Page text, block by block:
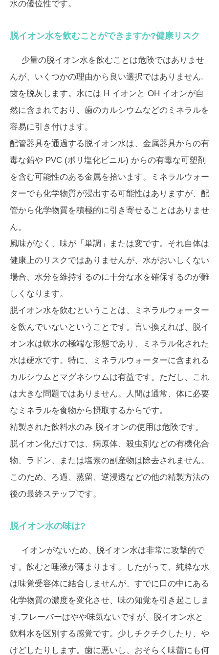
水の優位性です。
脱イオン水を飲むことができますか?健康リスク
少量の脱イオン水を飲むことは危険ではありませ
んが、いくつかの理由から良い選択ではありません.
歯を脱灰します。水には H イオンと OH イオンが自
然に含まれており、歯のカルシウムなどのミネラルを
容易に引き付けます。
配管器具を通過する脱イオン水は、金属器具からの有
毒な鉛や PVC (ポリ塩化ビニル) からの有毒な可塑剤
を含む可能性のある金属を拾います。ミネラルウォー
ターでも化学物質が浸出する可能性はありますが、配
管から化学物質を積極的に引き寄せることはありませ
ん。
風味がなく、味が「単調」または変です。それ自体は
健康上のリスクではありませんが、水がおいしくない
場合、水分を維持するのに十分な水を確保するのが難
しくなります。
脱イオン水を飲むということは、ミネラルウォーター
を飲んでいないということです。言い換えれば、脱イ
オン水は軟水の極端な形態であり、ミネラル化された
水は硬水です。特に、ミネラルウォーターに含まれる
カルシウムとマグネシウムは有益です。ただし、これ
は大きな問題ではありません。人間は通常、体に必要
なミネラルを食物から摂取するからです。
精製された飲料水のみ 脱イオンの使用は危険です。
脱イオン化だけでは、病原体、殺虫剤などの有機化合
物、ラドン、または塩素の副産物は除去されません。
このため、ろ過、蒸留、逆浸透などの他の精製方法の
後の最終ステップです。
脱イオン水の味は?
イオンがないため、脱イオン水は非常に攻撃的で
す。飲むと唾液が薄まります。したがって、純粋な水
は味覚受容体に結合しませんが、すでに口の中にある
化学物質の濃度を変化させ、味の知覚を引き起こしま
す.フレーバーはやや味気ないですが、脱イオン水と
飲料水を区別する感覚です。少しチクチクしたり、や
けどしたりします。歯に悪いし、おそらく味蕾にも何